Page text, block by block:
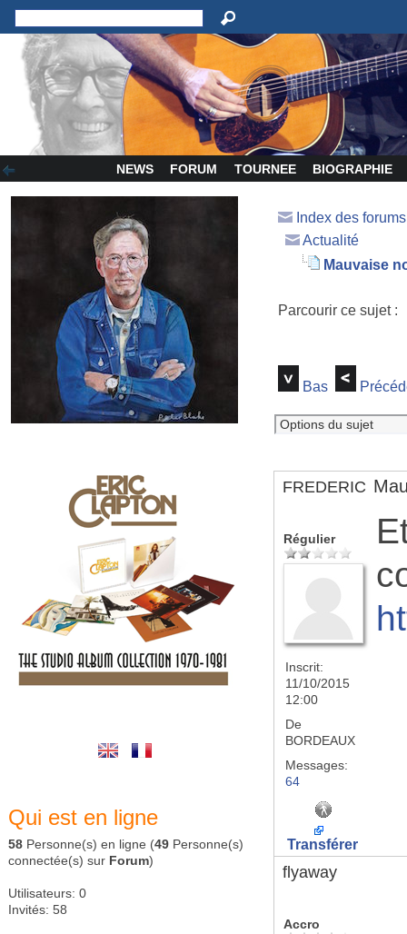
NEWS FORUM TOURNEE BIOGRAPHIE
Qui est en ligne
58 Personne(s) en ligne (49 Personne(s)
connectée(s) sur Forum)
Utilisateurs: 0
Invités: 58
Index des
Actualité
Mauvaise
Parcourir ce sujet
Bas
FREDERIC
Régulier
Inscrit:
11/10/2015
12:00
De
BORDEAUX
Messages:
64
Transférer
flyaway
Accro